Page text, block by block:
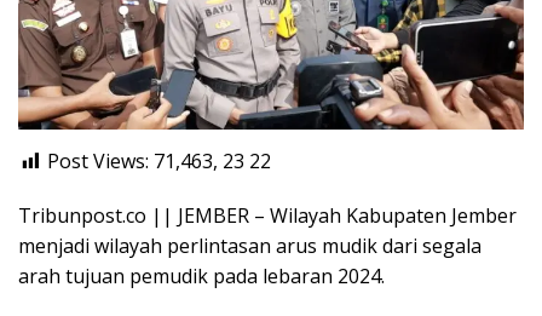
Post Views: 71,463, 23 22
Tribunpost.co || JEMBER – Wilayah Kabupaten Jember
menjadi wilayah perlintasan arus mudik dari segala
arah tujuan pemudik pada lebaran 2024.